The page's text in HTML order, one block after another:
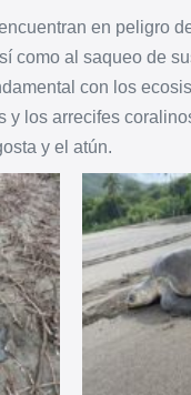
en peligro
como al saqueo de
con los
y los arrecifes
y el atún.